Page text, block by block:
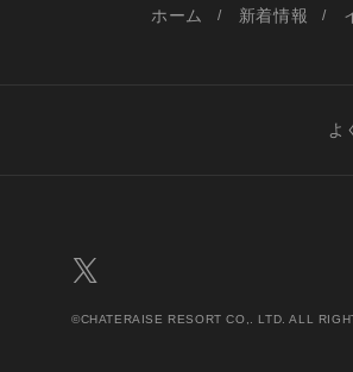
ホーム 新着情報
よ
©CHATERAISE RESORT CO,. LTD. ALL